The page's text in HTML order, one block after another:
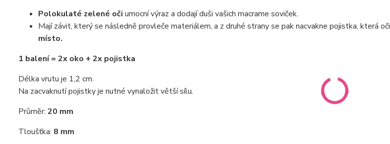
Polokulaté zelené oči umocní výraz a dodají duši vašich macrame soviček.
Mají závit, který se následně provleče materiálem, a z druhé strany se pak nacvakne pojistka, která oči
místo.
1 balení = 2x oko + 2x pojistka
Délka vrutu je 1,2 cm.
Na zacvaknutí pojistky je nutné vynaložit větší sílu.
Průměr: 20 mm
Tloušťka: 8 mm